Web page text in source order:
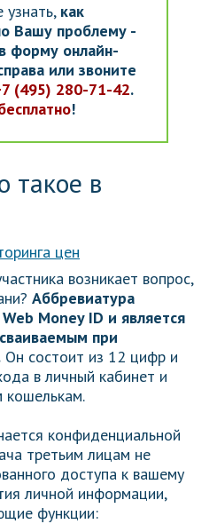
узнать, как
Вашу проблему -
форму онлайн-
или звоните
(495) 280-71-42.
!
такое в
возникает вопрос,
Аббревиатура
Money ID и является
при
Он состоит из 12 цифр и
в личный кабинет и
кошелькам.
конфиденциальной
третьим лицам не
доступа к вашему
личной информации,
функции: